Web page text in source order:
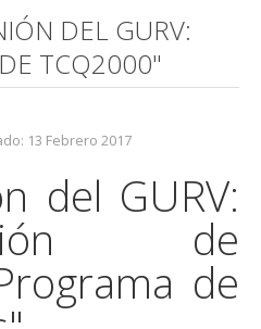
DEL GURV:
TCQ2000"
13 Febrero 2017
del GURV:
de
de